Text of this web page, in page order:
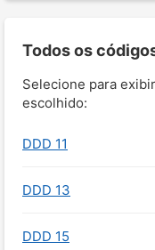
Todos os
Selecione para
escolhido:
DDD 11
DDD 13
DDD 15